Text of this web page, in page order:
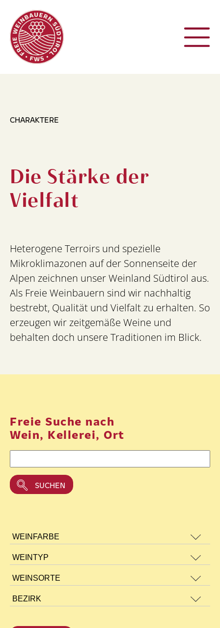
CHARAKTERE
Die Stärke der
Vielfalt
Heterogene Terroirs und spezielle
Mikroklimazonen auf der Sonnenseite der
Alpen zeichnen unser Weinland Südtirol aus.
Als Freie Weinbauern sind wir nachhaltig
bestrebt, Qualität und Vielfalt zu erhalten. So
erzeugen wir zeitgemäße Weine und
behalten doch unsere Traditionen im Blick.
Freie Suche nach
Wein, Kellerei, Ort